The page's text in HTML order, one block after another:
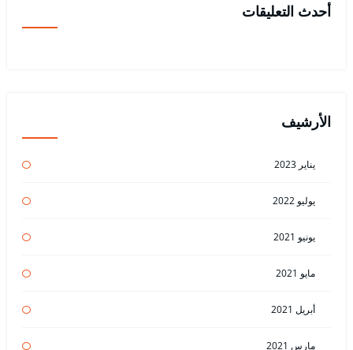
أحدث التعليقات
الأرشيف
يناير 2023
يوليو 2022
يونيو 2021
مايو 2021
أبريل 2021
مارس 2021